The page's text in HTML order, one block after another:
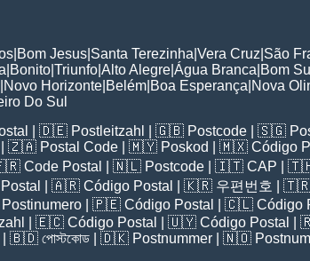
Bom Jesus Santa Terezinha Vera Cruz São
Bonito Triunfo Alto Alegre Água Branca Bom
Novo Horizonte Belém Boa Esperança Nova
Do Sul
| 🇩🇪 Postleitzahl | 🇬🇧 Postcode | 🇸🇬
| 🇿🇦 Postal Code | 🇲🇾 Poskod | 🇲🇽 Código
Code Postal | 🇳🇱 Postcode | 🇮🇹 CAP |
| 🇦🇷 Código Postal | 🇰🇷 우편번호 |
Postinumero | 🇵🇪 Código Postal | 🇨🇱 Código
| 🇪🇨 Código Postal | 🇺🇾 Código Postal |
| 🇧🇩 পোস্টকোড | 🇩🇰 Postnummer | 🇳🇴